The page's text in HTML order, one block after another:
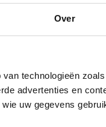
Over
technologieën zoals
advertenties en
uw gegevens
glimlach
Magritte